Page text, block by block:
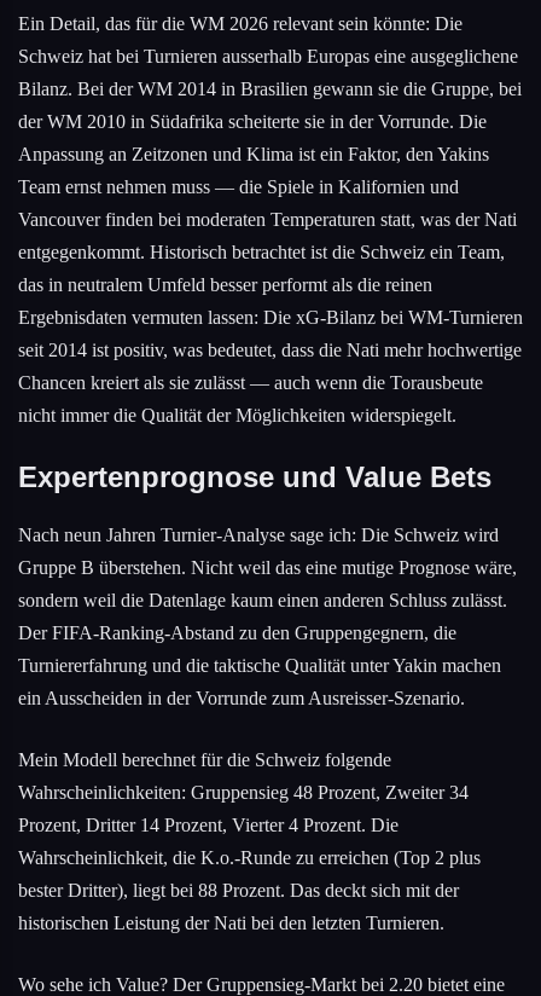
Ein Detail, das für die WM 2026 relevant sein könnte: Die
Schweiz hat bei Turnieren ausserhalb Europas eine ausgeglichene
Bilanz. Bei der WM 2014 in Brasilien gewann sie die Gruppe, bei
der WM 2010 in Südafrika scheiterte sie in der Vorrunde. Die
Anpassung an Zeitzonen und Klima ist ein Faktor, den Yakins
Team ernst nehmen muss — die Spiele in Kalifornien und
Vancouver finden bei moderaten Temperaturen statt, was der Nati
entgegenkommt. Historisch betrachtet ist die Schweiz ein Team,
das in neutralem Umfeld besser performt als die reinen
Ergebnisdaten vermuten lassen: Die xG-Bilanz bei WM-Turnieren
seit 2014 ist positiv, was bedeutet, dass die Nati mehr hochwertige
Chancen kreiert als sie zulässt — auch wenn die Torausbeute
nicht immer die Qualität der Möglichkeiten widerspiegelt.
Expertenprognose und Value Bets
Nach neun Jahren Turnier-Analyse sage ich: Die Schweiz wird
Gruppe B überstehen. Nicht weil das eine mutige Prognose wäre,
sondern weil die Datenlage kaum einen anderen Schluss zulässt.
Der FIFA-Ranking-Abstand zu den Gruppengegnern, die
Turniererfahrung und die taktische Qualität unter Yakin machen
ein Ausscheiden in der Vorrunde zum Ausreisser-Szenario.
Mein Modell berechnet für die Schweiz folgende
Wahrscheinlichkeiten: Gruppensieg 48 Prozent, Zweiter 34
Prozent, Dritter 14 Prozent, Vierter 4 Prozent. Die
Wahrscheinlichkeit, die K.o.-Runde zu erreichen (Top 2 plus
bester Dritter), liegt bei 88 Prozent. Das deckt sich mit der
historischen Leistung der Nati bei den letzten Turnieren.
Wo sehe ich Value? Der Gruppensieg-Markt bei 2.20 bietet eine